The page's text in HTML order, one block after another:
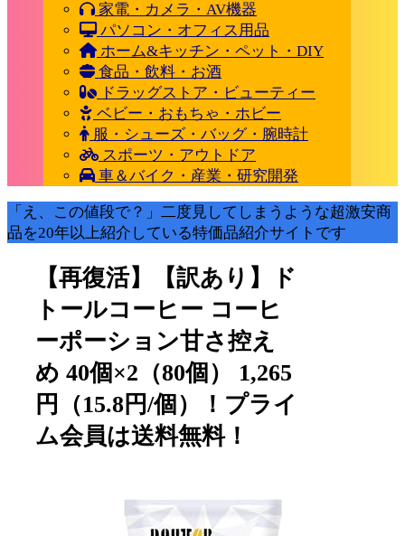
家電・カメラ・AV機器
パソコン・オフィス用品
ホーム&キッチン・ペット・DIY
食品・飲料・お酒
ドラッグストア・ビューティー
ベビー・おもちゃ・ホビー
服・シューズ・バッグ・腕時計
スポーツ・アウトドア
車＆バイク・産業・研究開発
「え、この値段で？」二度見してしまうような超激安商
品を20年以上紹介している特価品紹介サイトです
【再復活】【訳あり】ド
トールコーヒー コーヒ
ーポーション甘さ控え
め 40個×2（80個） 1,265
円（15.8円/個）！プライ
ム会員は送料無料！